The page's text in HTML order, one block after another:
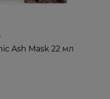
Ash Mask 22 мл